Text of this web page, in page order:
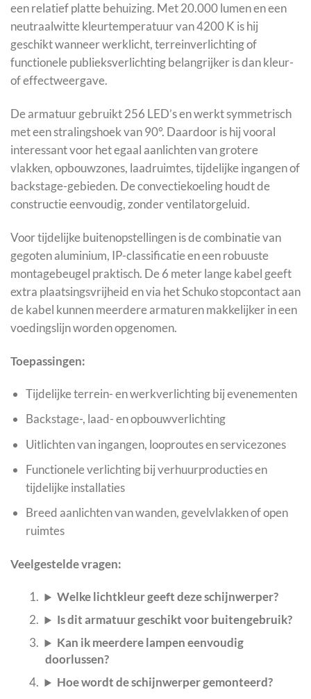
een relatief platte behuizing. Met 20.000 lumen en een
neutraalwitte kleurtemperatuur van 4200 K is hij
geschikt wanneer werklicht, terreinverlichting of
functionele publieksverlichting belangrijker is dan kleur-
of effectweergave.
De armatuur gebruikt 256 LED’s en werkt symmetrisch
met een stralingshoek van 90°. Daardoor is hij vooral
interessant voor het egaal aanlichten van grotere
vlakken, opbouwzones, laadruimtes, tijdelijke ingangen of
backstage-gebieden. De convectiekoeling houdt de
constructie eenvoudig, zonder ventilatorgeluid.
Voor tijdelijke buitenopstellingen is de combinatie van
gegoten aluminium, IP-classificatie en een robuuste
montagebeugel praktisch. De 6 meter lange kabel geeft
extra plaatsingsvrijheid en via het Schuko stopcontact aan
de kabel kunnen meerdere armaturen makkelijker in een
voedingslijn worden opgenomen.
Toepassingen:
Tijdelijke terrein- en werkverlichting bij evenementen
Backstage-, laad- en opbouwverlichting
Uitlichten van ingangen, looproutes en servicezones
Functionele verlichting bij verhuurproducties en
tijdelijke installaties
Breed aanlichten van wanden, gevelvlakken of open
ruimtes
Veelgestelde vragen:
Welke lichtkleur geeft deze schijnwerper?
Is dit armatuur geschikt voor buitengebruik?
Kan ik meerdere lampen eenvoudig
doorlussen?
Hoe wordt de schijnwerper gemonteerd?